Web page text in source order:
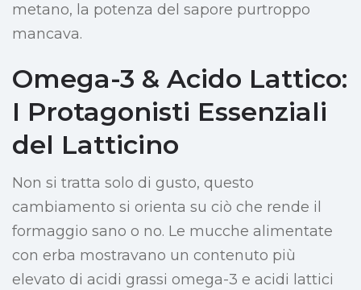
metano, la potenza del sapore purtroppo
mancava.
Omega-3 & Acido Lattico:
I Protagonisti Essenziali
del Latticino
Non si tratta solo di gusto, questo
cambiamento si orienta su ciò che rende il
formaggio sano o no. Le mucche alimentate
con erba mostravano un contenuto più
elevato di acidi grassi omega-3 e acidi lattici